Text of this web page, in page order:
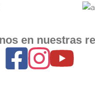
en nuestras